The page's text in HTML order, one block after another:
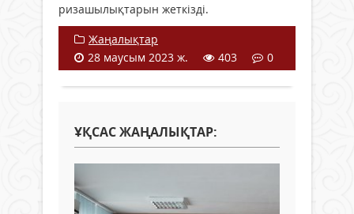
ризашылықтарын жеткізді.
Жаңалықтар
28 маусым 2023 ж.
403 0
ҰҚСАС ЖАҢАЛЫҚТАР: